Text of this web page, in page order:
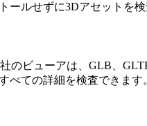
ルせずに3Dアセットを検
ビューアは、GLB、
べての詳細を検査できます